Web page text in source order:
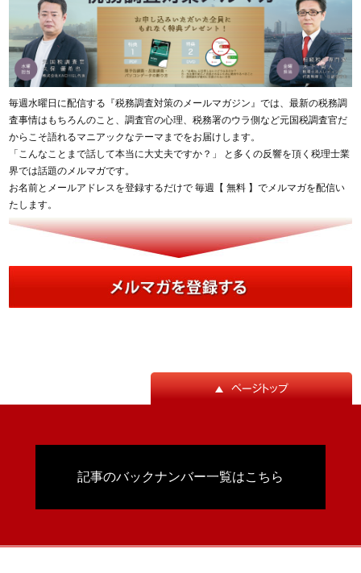
毎週水曜日に配信する『税務調査対策のメールマガジン』では、最新の税務調
査事情はもちろんのこと、調査官の心理、税務署のウラ側など元国税調査官だ
からこそ語れるマニアックなテーマまでをお届けします。
「こんなことまで話して本当に大丈夫ですか？」 と多くの反響を頂く税理士業
界では話題のメルマガです。
お名前とメールアドレスを登録するだけで 毎週【 無料 】でメルマガを配信い
たします。
記事のバックナンバー一覧はこちら